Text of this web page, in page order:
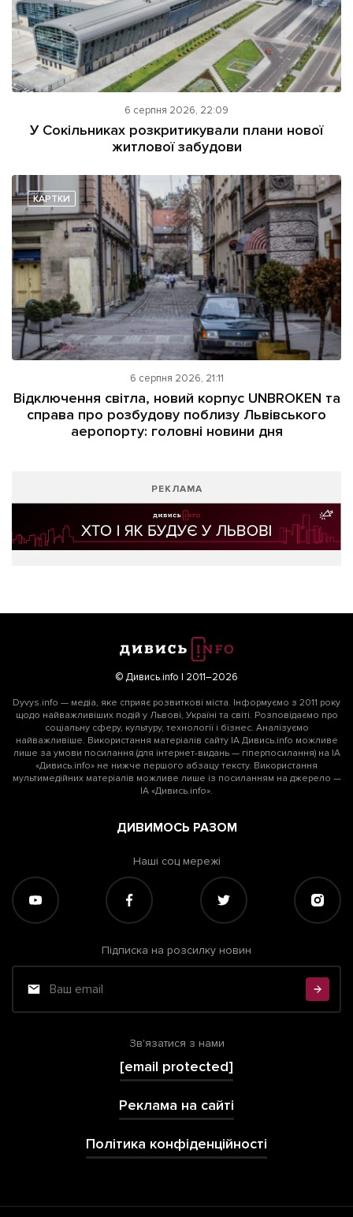
6 серпня 2026, 22:09
У Сокільниках розкритикували плани нової
житлової забудови
КАРТКИ
6 серпня 2026, 21:11
Відключення світла, новий корпус UNBROKEN та
справа про розбудову поблизу Львівського
аеропорту: головні новини дня
РЕКЛАМА
© Дивись.info | 2011–2026
Dyvys.info — медіа, яке сприяє розвиткові міста. Інформуємо з 2011 року
щодо найважливіших подій у Львові, Україні та світі. Розповідаємо про
соціальну сферу, культуру, технології і бізнес. Аналізуємо
найважливіше. Використання матеріалів сайту ІА Дивись.info можливе
лише за умови посилання (для інтернет-видань — гіперпосилання) на ІА
«Дивись.info» не нижче першого абзацу тексту. Використання
мультимедійних матеріалів можливе лише із посиланням на джерело —
ІА «Дивись.info».
ДИВИМОСЬ РАЗОМ
Наші соц мережі
Підписка на розсилку новин
Зв'язатися з нами
[email protected]
Реклама на сайті
Політика конфіденційності